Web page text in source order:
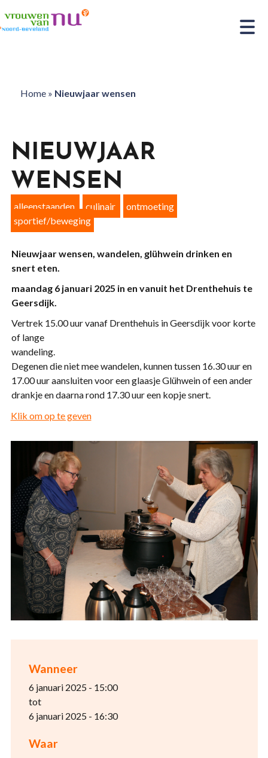
Home» Nieuwjaar wensen
Wanneer
6 januari 2025 - 15:00
tot
6 januari 2025 - 16:30
Waar
NIEUWJAAR
WENSEN
alleenstaanden culinair
ontmoeting
sportief/beweging
Nieuwjaar wensen, wandelen, glühwein drinken en
snert eten.
maandag 6 januari 2025 in en vanuit het Drenthehuis te
Geersdijk.
Vertrek 15.00 uur vanaf Drenthehuis in Geersdijk voor korte
of lange
wandeling.
Degenen die niet mee wandelen, kunnen tussen 16.30 uur en
17.00 uur aansluiten voor een glaasje Glühwein of een ander
drankje en daarna rond 17.30 uur een kopje snert.
Klik om op te geven